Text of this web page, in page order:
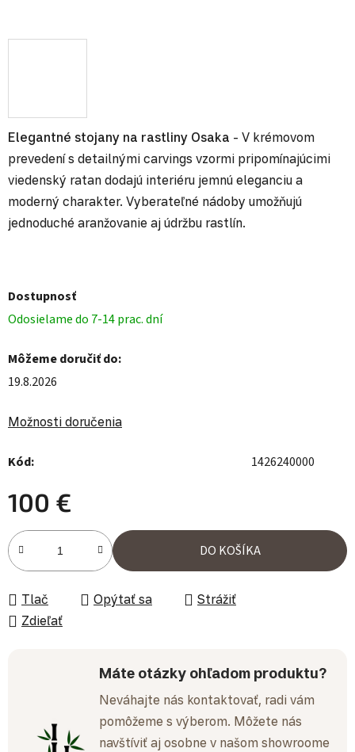
Elegantné stojany na rastliny Osaka - V krémovom
prevedení s detailnými carvings vzormi pripomínajúcimi
viedenský ratan dodajú interiéru jemnú eleganciu a
moderný charakter. Vyberateľné nádoby umožňujú
jednoduché aranžovanie aj údržbu rastlín.
Dostupnosť
Odosielame do 7-14 prac. dní
Môžeme doručiť do:
19.8.2026
Možnosti doručenia
Kód: 1426240000
100 €
Jednotková cena:
DO KOŠÍKA
Tlač Opýtať sa
Strážiť
Zdieľať
Máte otázky ohľadom produktu?
Neváhajte nás kontaktovať, radi vám
pomôžeme s výberom. Môžete nás
navštíviť aj osobne v našom showroome